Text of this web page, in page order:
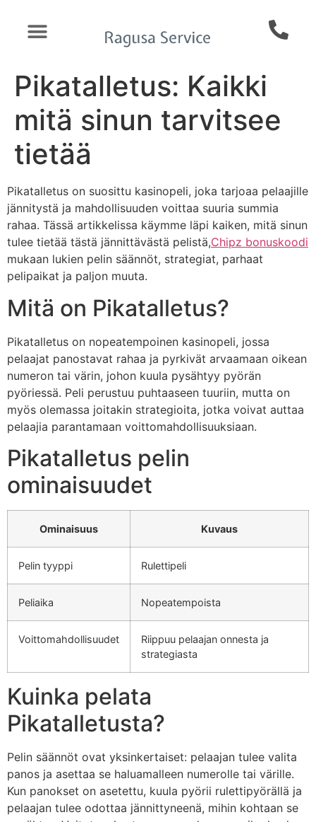
Pikatalletus: Kaikki
mitä sinun tarvitsee
tietää
Pikatalletus on suosittu kasinopeli, joka tarjoaa pelaajille
jännitystä ja mahdollisuuden voittaa suuria summia
rahaa. Tässä artikkelissa käymme läpi kaiken, mitä sinun
tulee tietää tästä jännittävästä pelistä,Chipz bonuskoodi
mukaan lukien pelin säännöt, strategiat, parhaat
pelipaikat ja paljon muuta.
Mitä on Pikatalletus?
Pikatalletus on nopeatempoinen kasinopeli, jossa
pelaajat panostavat rahaa ja pyrkivät arvaamaan oikean
numeron tai värin, johon kuula pysähtyy pyörän
pyöriessä. Peli perustuu puhtaaseen tuuriin, mutta on
myös olemassa joitakin strategioita, jotka voivat auttaa
pelaajia parantamaan voittomahdollisuuksiaan.
Pikatalletus pelin
ominaisuudet
Ominaisuus Kuvaus
Pelin tyyppi Rulettipeli
Peliaika Nopeatempoista
Voittomahdollisuudet
Riippuu pelaajan onnesta ja
strategiasta
Kuinka pelata
Pikatalletusta?
Pelin säännöt ovat yksinkertaiset: pelaajan tulee valita
panos ja asettaa se haluamalleen numerolle tai värille.
Kun panokset on asetettu, kuula pyörii rulettipyörällä ja
pelaajan tulee odottaa jännittyneenä, mihin kohtaan se